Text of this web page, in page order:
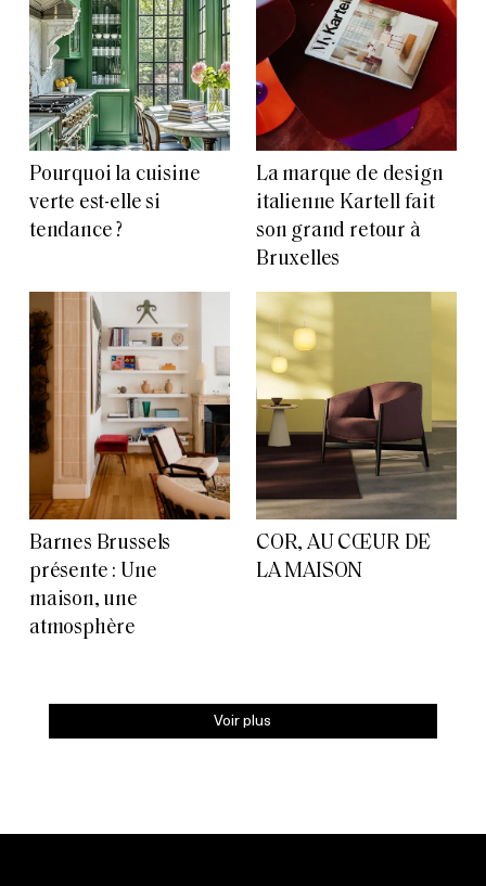
Pourquoi la cuisine
verte est-elle si
tendance ?
La marque de design
italienne Kartell fait
son grand retour à
Bruxelles
Barnes Brussels
présente : Une
maison, une
atmosphère
COR, AU CŒUR DE
LA MAISON
Voir plus